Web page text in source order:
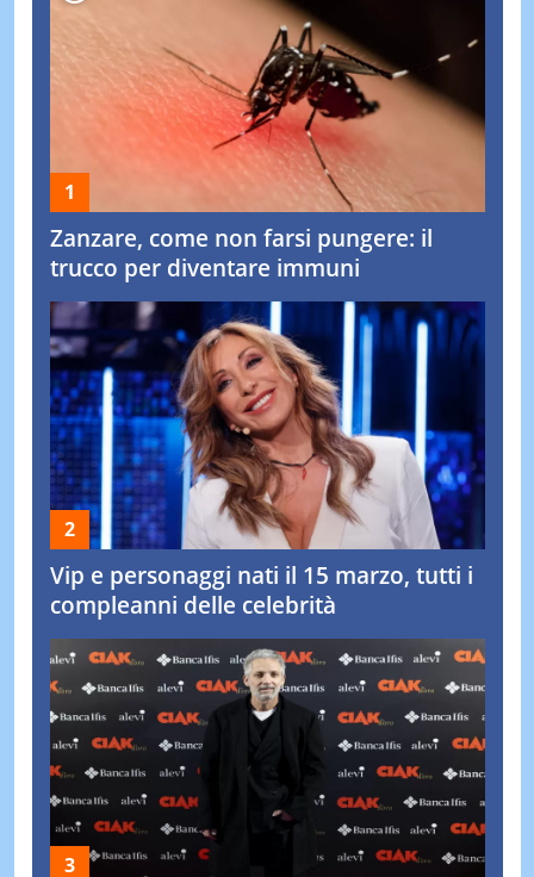
Zanzare, come non farsi pungere: il
trucco per diventare immuni
Vip e personaggi nati il 15 marzo, tutti i
compleanni delle celebrità